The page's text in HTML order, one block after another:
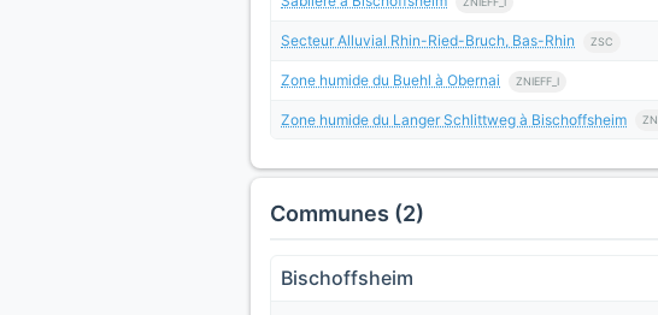
Secteur Alluvial Rhin-Ried-Bruch, Bas-Rhin ZSC
Zone humide du Buehl à Obernai ZNIEFF_I
Zone humide du Langer Schlittweg à Bischoffsheim
Communes (2)
Bischoffsheim